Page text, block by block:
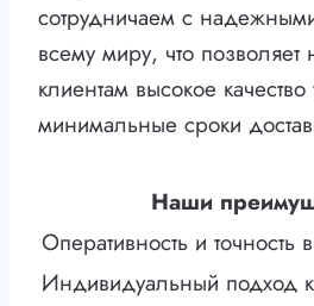
сотрудничаем с
всему миру, что позволяет
клиентам высокое качество
минимальные сроки
Наши
Оперативность и точность
Индивидуальный подход